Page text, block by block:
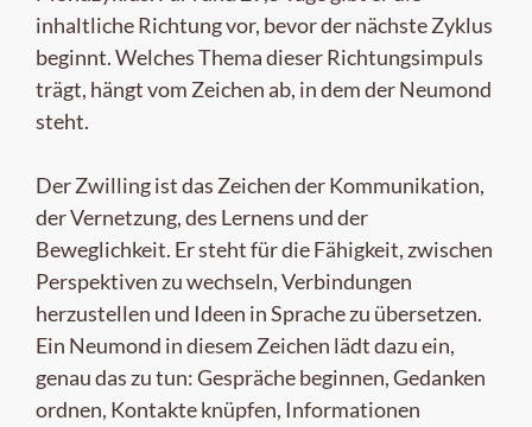
inhaltliche Richtung vor, bevor der nächste Zyklus
beginnt. Welches Thema dieser Richtungsimpuls
trägt, hängt vom Zeichen ab, in dem der Neumond
steht.
Der Zwilling ist das Zeichen der Kommunikation,
der Vernetzung, des Lernens und der
Beweglichkeit. Er steht für die Fähigkeit, zwischen
Perspektiven zu wechseln, Verbindungen
herzustellen und Ideen in Sprache zu übersetzen.
Ein Neumond in diesem Zeichen lädt dazu ein,
genau das zu tun: Gespräche beginnen, Gedanken
ordnen, Kontakte knüpfen, Informationen